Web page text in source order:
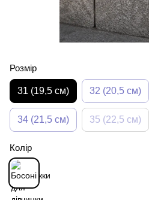
Розмір
31 (19,5 см) 32 (20,5 см)
34 (21,5 см) 35 (22,5 см)
Колір